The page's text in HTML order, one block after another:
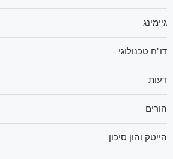
גיימינג
דו"ח טכנולוגי
דעות
הורים
הייטק והון סיכון